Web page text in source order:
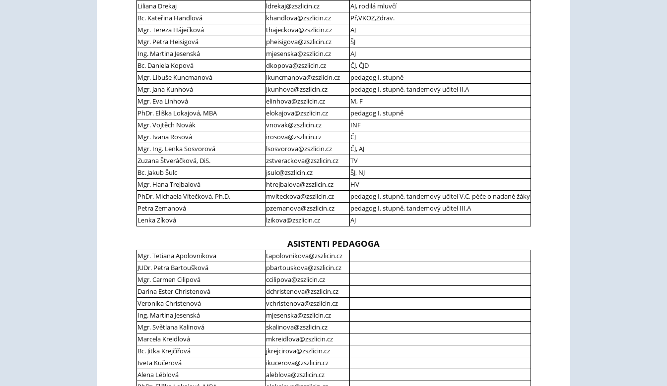
Liliana Drekaj
ldrekaj@zszlicin.cz
AJ, rodilá mluvčí
Bc. Kateřina Handlová
khandlova@zszlicin.cz
Př,VKOZ,Zdrav.
Mgr. Tereza Háječková
thajeckova@zszlicin.cz
AJ
Mgr. Petra Heisigová
pheisigova@zszlicin.cz
ŠJ
Ing. Martina Jesenská
mjesenska@zszlicin.cz
AJ
Bc. Daniela Kopová
dkopova@zszlicin.cz
ČJ, ČJD
Mgr. Libuše Kuncmanová
lkuncmanova@zszlicin.cz
pedagog I. stupně
Mgr. Jana Kunhová
jkunhova@zszlicin.cz
pedagog I. stupně, tandemový učitel II.A
Mgr. Eva Linhová
elinhova@zszlicin.cz
M, F
PhDr. Eliška Lokajová, MBA
elokajova@zszlicin.cz
pedagog I. stupně
Mgr. Vojtěch Novák
vnovak@zszlicin.cz
INF
Mgr. Ivana Rosová
irosova@zszlicin.cz
ČJ
Mgr. Ing. Lenka Sosvorová
lsosvorova@zszlicin.cz
ČJ, AJ
Zuzana Štveráčková, DiS.
zstverackova@zszlicin.cz
TV
Bc. Jakub Šulc
jsulc@zszlicin.cz
ŠJ, NJ
Mgr. Hana Trejbalová
htrejbalova@zszlicin.cz
HV
PhDr. Michaela Vítečková, Ph.D.
mviteckova@zszlicin.cz
pedagog I. stupně, tandemový učitel V.C, péče o nadané žáky
Petra Zemanová
pzemanova@zszlicin.cz
pedagog I. stupně, tandemový učitel III.A
Lenka Zíková
lzikova@zszlicin.cz AJ
ASISTENTI PEDAGOGA
Mgr. Tetiana Apolovnikova
tapolovnikova@zszlicin.cz
JUDr. Petra Bartoušková
pbartouskova@zszlicin.cz
Mgr. Carmen Cilipová
ccilipova@zszlicin.cz
Darina Ester Christenová
dchristenova@zszlicin.cz
Veronika Christenová
vchristenova@zszlicin.cz
Ing. Martina Jesenská
mjesenska@zszlicin.cz
Mgr. Světlana Kalinová
skalinova@zszlicin.cz
Marcela Kreidlová
mkreidlova@zszlicin.cz
Bc. Jitka Krejčířová
jkrejcirova@zszlicin.cz
Iveta Kučerová
ikucerova@zszlicin.cz
Alena Léblová
aleblova@zszlicin.cz